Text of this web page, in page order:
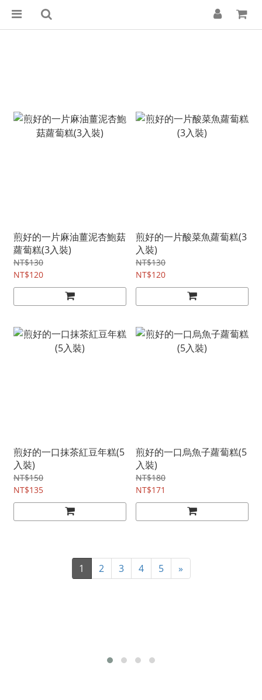
煎好的一片麻油薑泥杏鮑菇
蘿蔔糕(3入裝)
NT$130
NT$120
煎好的一片酸菜魚蘿蔔糕(3
入裝)
NT$130
NT$120
煎好的一口抹茶紅豆年糕(5
入裝)
NT$150
NT$135
煎好的一口烏魚子蘿蔔糕(5
入裝)
NT$180
NT$171
1 2 3 4 5 »